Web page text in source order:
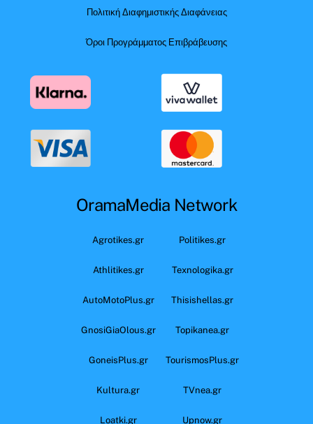
Πολιτική Διαφημιστικής Διαφάνειας
Όροι Προγράμματος Επιβράβευσης
OramaMedia Network
Agrotikes.gr Politikes.gr
Athlitikes.gr Texnologika.gr
AutoMotoPlus.gr Thisishellas.gr
GnosiGiaOlous.gr Topikanea.gr
GoneisPlus.gr TourismosPlus.gr
Kultura.gr TVnea.gr
Loatki.gr Upnow.gr